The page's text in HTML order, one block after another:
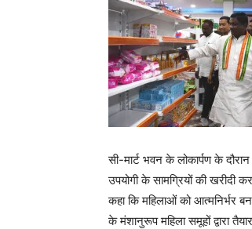
सी-मार्ट भवन के लोकार्पण के
उपयोगी के सामग्रियों की खरीदी
कहा कि महिलाओं को आत्मनिर्भर
के मंशानुरूप महिला समूहों द्वारा